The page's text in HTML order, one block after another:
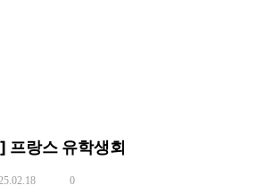
랑스 유학생회
0